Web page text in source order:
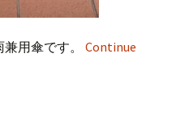
用傘です。
Continue